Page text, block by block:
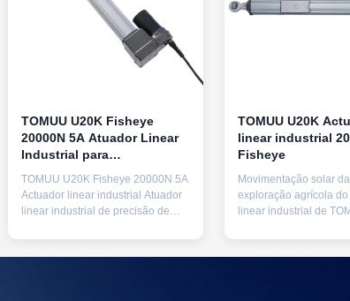
TOMUU U20K Fisheye
20000N 5A Atuador Linear
Industrial para
rastreamento fotovoltaico
de eixo duplo
TOMUU U20K Fisheye 20000N 5A
Actuador linear industrial Atuador
linear industrial de precisão de
concebido para sistemas de
rastreamento solar, com
TOMUU U20K
linear industrial
Fisheye
Movimentação solar da
exploração agrícola
linear industrial de
produto O atuador
TOMUU U20K para